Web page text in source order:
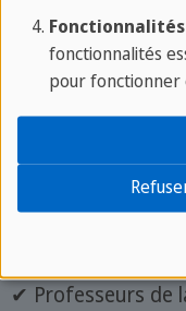
Cours en entreprise
Test de langue
Cherchons
✔️ Nos avantages
✔ Professeurs de
fonctionnalités
pour